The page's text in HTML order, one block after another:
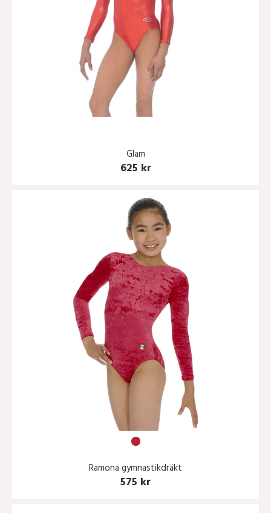
Glam
625 kr
Ramona gymnastikdräkt
575 kr